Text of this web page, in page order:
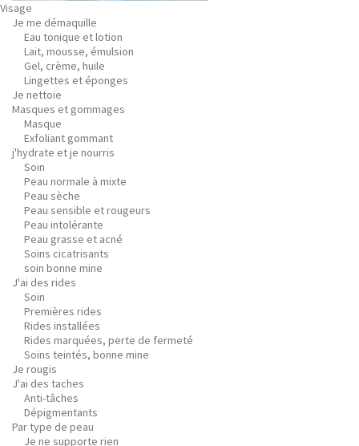
Visage
Je me démaquille
Eau tonique et lotion
Lait, mousse, émulsion
Gel, crème, huile
Lingettes et éponges
Je nettoie
Masques et gommages
Masque
Exfoliant gommant
j'hydrate et je nourris
Soin
Peau normale à mixte
Peau sèche
Peau sensible et rougeurs
Peau intolérante
Peau grasse et acné
Soins cicatrisants
soin bonne mine
J'ai des rides
Soin
Premières rides
Rides installées
Rides marquées, perte de fermeté
Soins teintés, bonne mine
Je rougis
J'ai des taches
Anti-tâches
Dépigmentants
Par type de peau
Je ne supporte rien